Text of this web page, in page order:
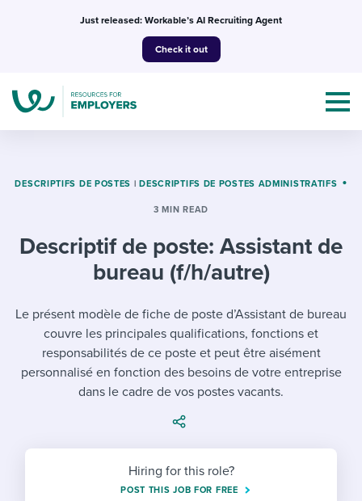
Just released: Workable’s AI Recruiting Agent
Check it out
Mobilizing AI in my work
Evaluating candidates
Developing & retaining people
Templates & Guides
I WANT...
Job description templates
Interview question templates
Onboarding checklists
I WANT TO LEARN ABOUT...
Applying for a job
Pay & benefits
Attend webinars & events
Workable customer stories
DESCRIPTIFS DE POSTES | DESCRIPTIFS DE POSTES ADMINISTRATIFS
3 MIN READ
Descriptif de poste: Assistant de
bureau (f/h/autre)
Le présent modèle de fiche de poste d’Assistant de bureau
couvre les principales qualifications, fonctions et
responsabilités de ce poste et peut être aisément
personnalisé en fonction des besoins de votre entreprise
dans le cadre de vos postes vacants.
Hiring for this role?
POST THIS JOB FOR FREE